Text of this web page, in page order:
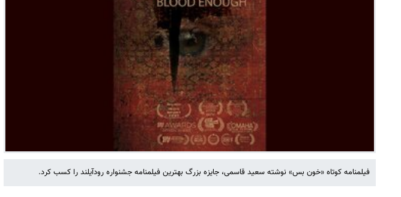
فیلمنامه کوتاه «خون ‌بس» نوشته سعید قاسمی، جایزه بزرگ بهترین فیلمنامه جشنواره رودآیلند را کسب کرد.